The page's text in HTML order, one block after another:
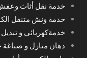
خدمة نقل أثاث
خدمة ونش متنقل
خدمةكهربائي و
دهان منازل و صباغة